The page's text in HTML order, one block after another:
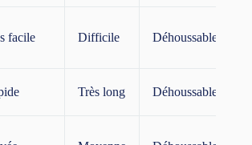
facile Difficile Déhoussable
Très long Déhoussable